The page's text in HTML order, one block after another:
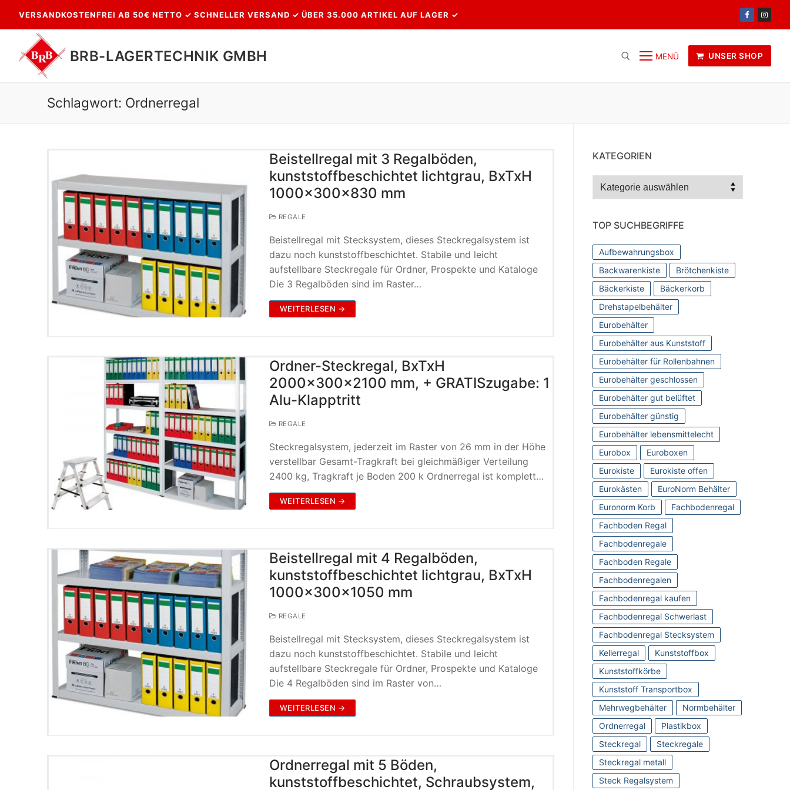
Inhalt
springen
VERSANDKOSTENFREI AB 50€ NETTO ✓ SCHNELLER VERSAND ✓ ÜBER 35.000 ARTIKEL AUF LAGER ✓
BRB-LAGERTECHNIK GMBH MENÜ UNSER SHOP
Suchen
nach:
Schlagwort: Ordnerregal
Beistellregal mit 3 Regalböden,
kunststoffbeschichtet lichtgrau, BxTxH
1000x300x830 mm
REGALE
Beistellregal mit Stecksystem, dieses Steckregalsystem ist
dazu noch kunststoffbeschichtet. Stabile und leicht
aufstellbare Steckregale für Ordner, Prospekte und Kataloge
Die 3 Regalböden sind im Raster…
WEITERLESEN →
Ordner-Steckregal, BxTxH
2000x300x2100 mm, + GRATISzugabe: 1
Alu-Klapptritt
REGALE
Steckregalsystem, jederzeit im Raster von 26 mm in der Höhe
verstellbar Gesamt-Tragkraft bei gleichmäßiger Verteilung
2400 kg, Tragkraft je Boden 200 k Ordnerregal ist komplett…
WEITERLESEN →
Beistellregal mit 4 Regalböden,
kunststoffbeschichtet lichtgrau, BxTxH
1000x300x1050 mm
REGALE
Beistellregal mit Stecksystem, dieses Steckregalsystem ist
dazu noch kunststoffbeschichtet. Stabile und leicht
aufstellbare Steckregale für Ordner, Prospekte und Kataloge
Die 4 Regalböden sind im Raster von…
WEITERLESEN →
Ordnerregal mit 5 Böden,
kunststoffbeschichtet, Schraubsystem,
KATEGORIEN
Kategorien
TOP SUCHBEGRIFFE
Aufbewahrungsbox
Backwarenkiste
Brötchenkiste
Bäckerkiste
Bäckerkorb
Drehstapelbehälter
Eurobehälter
Eurobehälter aus Kunststoff
Eurobehälter für Rollenbahnen
Eurobehälter geschlossen
Eurobehälter gut belüftet
Eurobehälter günstig
Eurobehälter lebensmittelecht
Eurobox
Euroboxen
Eurokiste
Eurokiste offen
Eurokästen
EuroNorm Behälter
Euronorm Korb
Fachbodenregal
Fachboden Regal
Fachbodenregale
Fachboden Regale
Fachbodenregalen
Fachbodenregal kaufen
Fachbodenregal Schwerlast
Fachbodenregal Stecksystem
Kellerregal
Kunststoffbox
Kunststoffkörbe
Kunststoff Transportbox
Mehrwegbehälter
Normbehälter
Ordnerregal
Plastikbox
Steckregal
Steckregale
Steckregal metall
Steck Regalsystem